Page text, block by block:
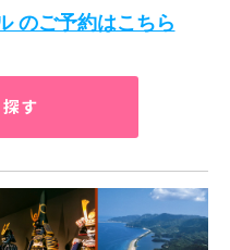
のご予約はこちら
す